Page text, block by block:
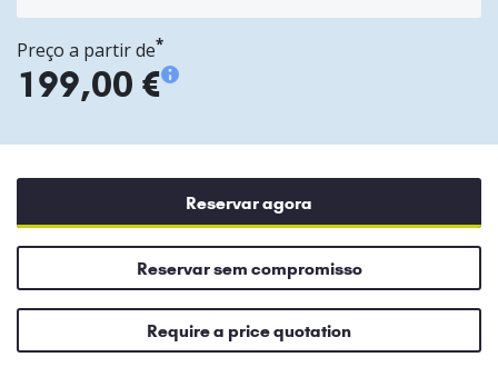
Preço a partir de*
199,00 €
Reservar agora
Reservar sem compromisso
Require a price quotation